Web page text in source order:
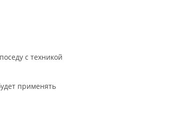
с техникой
применять